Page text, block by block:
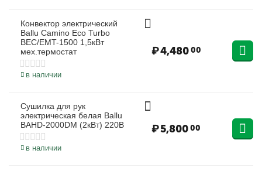
Конвектор электрический
Ballu Camino Eco Turbo
BEC/EMT-1500 1,5кВт
мех.термостат
в наличии
₽4,48000
Сушилка для рук
электрическая белая Ballu
BAHD-2000DM (2кВт) 220В
в наличии
₽5,80000